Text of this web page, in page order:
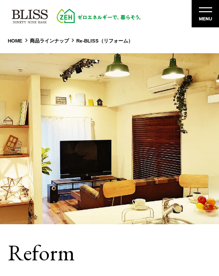
HOME 商品ラインナップ Re-BLISS（リフォーム）
Reform